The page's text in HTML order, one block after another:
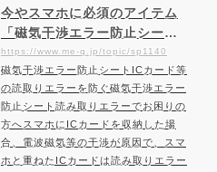
とは限りなく薄くでディスプレイを傷
から徹底的にガードする強化ガラスプ
ロテクターです。液晶保護強化ガラス
表面硬度は9Hとなります。９Hとが鉛
筆硬度で考えた場合、最高位に…
今やスマホに必須のアイテム
「磁気干渉エラー防止シー
ト」
https://www.me-q.jp/topic/sp1140
磁気干渉エラー防止シートICカード等
の読取りエラーを防ぐ磁気干渉エラー
防止シート読み取りエラーでお困りの
方へスマホにICカードを収納した場
合、電波磁気等の干渉が原因で、スマ
ホと重ねたICカードは読み取りエラー